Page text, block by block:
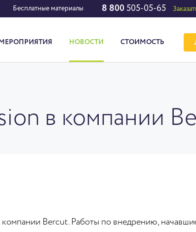
Бесплатные материалы 8 800 505-05-65
МЕРОПРИЯТИЯ НОВОСТИ СТОИМОСТЬ
в компании
Bercut. Работы по внедрению,